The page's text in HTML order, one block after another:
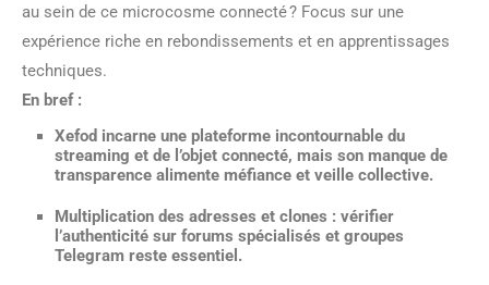
au sein de ce microcosme connecté ? Focus sur une
expérience riche en rebondissements et en apprentissages
techniques.
En bref :
Xefod incarne une plateforme incontournable du
streaming et de l’objet connecté, mais son manque de
transparence alimente méfiance et veille collective.
Multiplication des adresses et clones : vérifier
l’authenticité sur forums spécialisés et groupes
Telegram reste essentiel.